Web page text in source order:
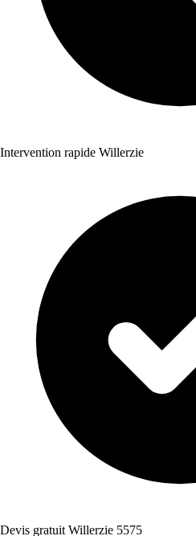
Intervention rapide Willerzie
Devis gratuit Willerzie 5575